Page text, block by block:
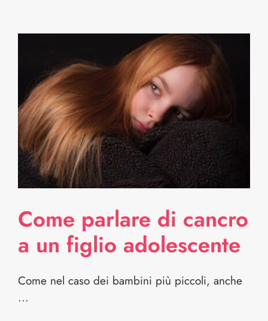
Come parlare di cancro
a un figlio adolescente
Come nel caso dei bambini più piccoli, anche
...